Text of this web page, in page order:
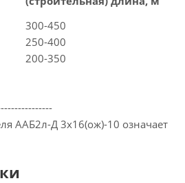
300-450
250-400
200-350
ААБ2л-Д 3х16(ож)-10 означает